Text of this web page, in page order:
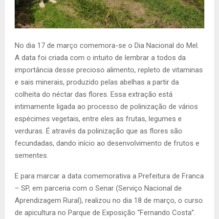
No dia 17 de março comemora-se o Dia Nacional do Mel.
A data foi criada com o intuito de lembrar a todos da
importância desse precioso alimento, repleto de vitaminas
e sais minerais, produzido pelas abelhas a partir da
colheita do néctar das flores. Essa extração está
intimamente ligada ao processo de polinização de vários
espécimes vegetais, entre eles as frutas, legumes e
verduras. É através da polinização que as flores são
fecundadas, dando início ao desenvolvimento de frutos e
sementes.
E para marcar a data comemorativa a Prefeitura de Franca
– SP, em parceria com o Senar (Serviço Nacional de
Aprendizagem Rural), realizou no dia 18 de março, o curso
de apicultura no Parque de Exposição “Fernando Costa”.